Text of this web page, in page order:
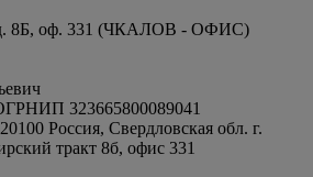
д. 8Б, оф. 331 (ЧКАЛОВ - ОФИС)
323665800089041
Россия, Свердловская обл. г.
тракт 8б, офис 331